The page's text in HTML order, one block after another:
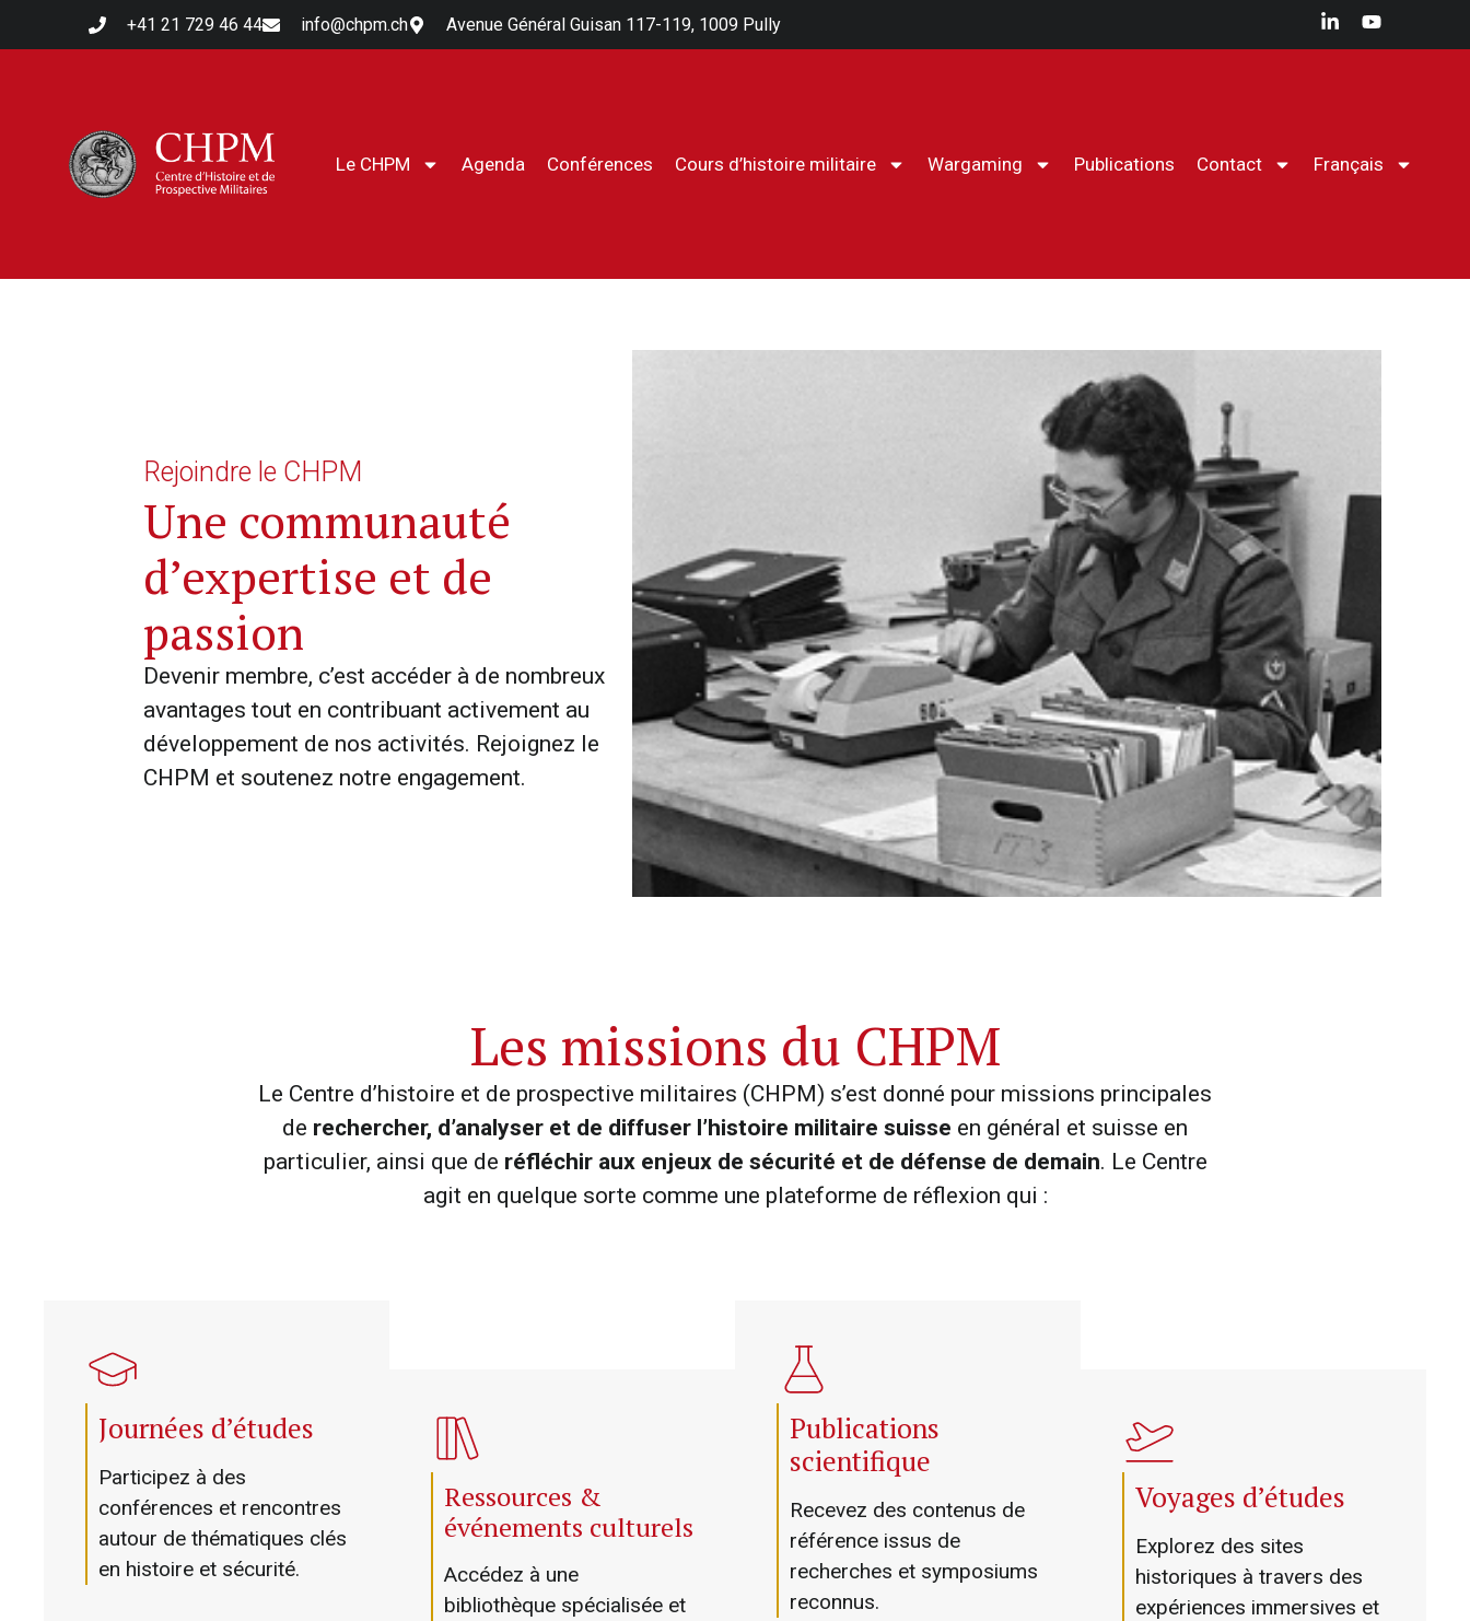
+41 21 729 46 44 info@chpm.ch Avenue Général Guisan 117-119, 1009 Pully
Le CHPM Agenda Conférences Cours d’histoire militaire Wargaming Publications Contact Français
Rejoindre le CHPM
Une communauté
d’expertise et de
passion
Devenir membre, c’est accéder à de nombreux
avantages tout en contribuant activement au
développement de nos activités. Rejoignez le
CHPM et soutenez notre engagement.
Les missions du CHPM
Le Centre d’histoire et de prospective militaires (CHPM) s’est donné pour missions principales
de rechercher, d’analyser et de diffuser l’histoire militaire suisse en général et suisse en
particulier, ainsi que de réfléchir aux enjeux de sécurité et de défense de demain. Le Centre
agit en quelque sorte comme une plateforme de réflexion qui :
Journées d’études
Participez à des
conférences et rencontres
autour de thématiques clés
en histoire et sécurité.
Ressources &
événements culturels
Accédez à une
bibliothèque spécialisée et
Publications
scientifique
Recevez des contenus de
référence issus de
recherches et symposiums
reconnus.
Voyages d’études
Explorez des sites
historiques à travers des
expériences immersives et